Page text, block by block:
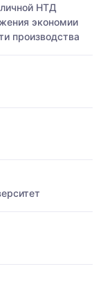
НТД
экономии
производства